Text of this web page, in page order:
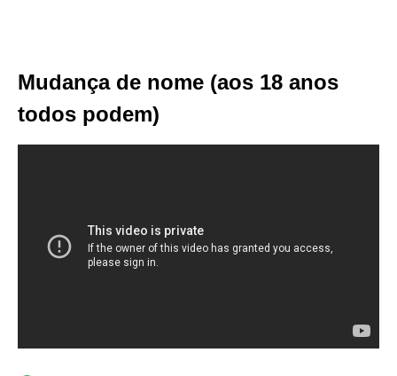
Mudança de nome (aos 18 anos
todos podem)